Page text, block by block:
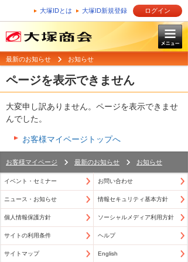
大塚IDとは 大塚ID新規登録 ログイン
最新のお知らせ お知らせ
ページを表示できません
大変申し訳ありません。ページを表示できませ
んでした。
お客様マイページトップへ
お客様マイページ 最新のお知らせ お知らせ
イベント・セミナー お問い合わせ
ニュース・お知らせ 情報セキュリティ基本方針
個人情報保護方針 ソーシャルメディア利用方針
サイトの利用条件 ヘルプ
サイトマップ English